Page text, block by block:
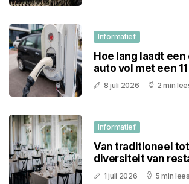
Informatief
Hoe lang laadt
auto vol met een
thuislaadpaal
8 juli 2026 2 min
Informatief
Van traditioneel
diversiteit van
Westland
1 juli 2026 5 min